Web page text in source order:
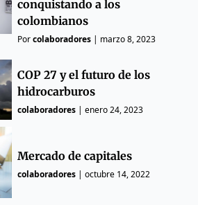
conquistando a los
colombianos
Porcolaboradores | marzo 8, 2023
COP 27 y el futuro de los
hidrocarburos
colaboradores |enero 24, 2023
Mercado de capitales
colaboradores |octubre 14, 2022